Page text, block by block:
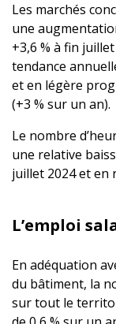
Les marchés
une
+3,6 % à fin
tendance
et en légère
(+3 % sur un an).
Le nombre
une relative
juillet 2024 et en
L’emploi
En adéquation
du bâtiment, la
sur tout le